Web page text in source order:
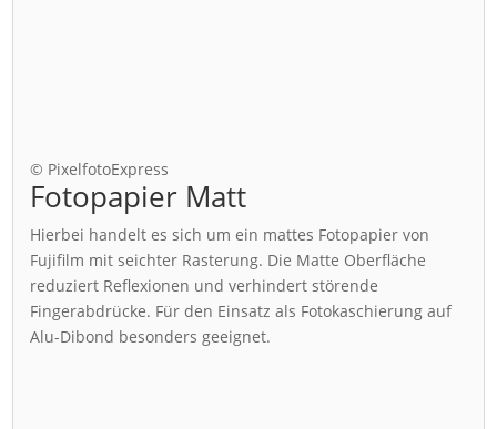
© PixelfotoExpress
Fotopapier Matt
Hierbei handelt es sich um ein mattes Fotopapier von
Fujifilm mit seichter Rasterung. Die Matte Oberfläche
reduziert Reflexionen und verhindert störende
Fingerabdrücke. Für den Einsatz als Fotokaschierung auf
Alu-Dibond besonders geeignet.